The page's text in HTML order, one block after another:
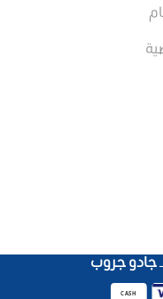
جادو جروب